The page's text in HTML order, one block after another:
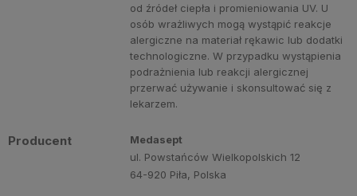
od źródeł ciepła i promieniowania UV. U
osób wrażliwych mogą wystąpić reakcje
alergiczne na materiał rękawic lub dodatki
technologiczne. W przypadku wystąpienia
podrażnienia lub reakcji alergicznej
przerwać używanie i skonsultować się z
lekarzem.
Producent
Medasept
ul. Powstańców Wielkopolskich 12
64-920 Piła, Polska